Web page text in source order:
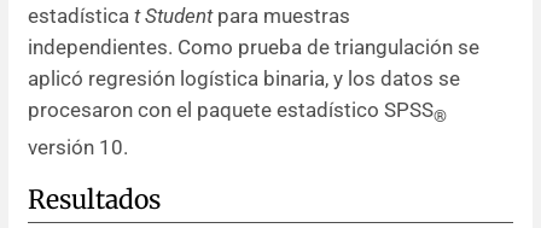
estadística t Studentpara muestras
independientes. Como prueba de triangulación se
aplicó regresión logística binaria, y los datos se
procesaron con el paquete estadístico SPSS®
versión 10.
Resultados